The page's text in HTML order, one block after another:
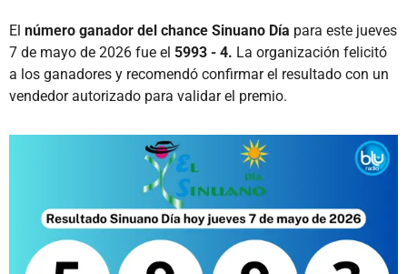
El número ganador del chance Sinuano Día para este jueves
7 de mayo de 2026 fue el 5993 - 4. La organización felicitó
a los ganadores y recomendó confirmar el resultado con un
vendedor autorizado para validar el premio.